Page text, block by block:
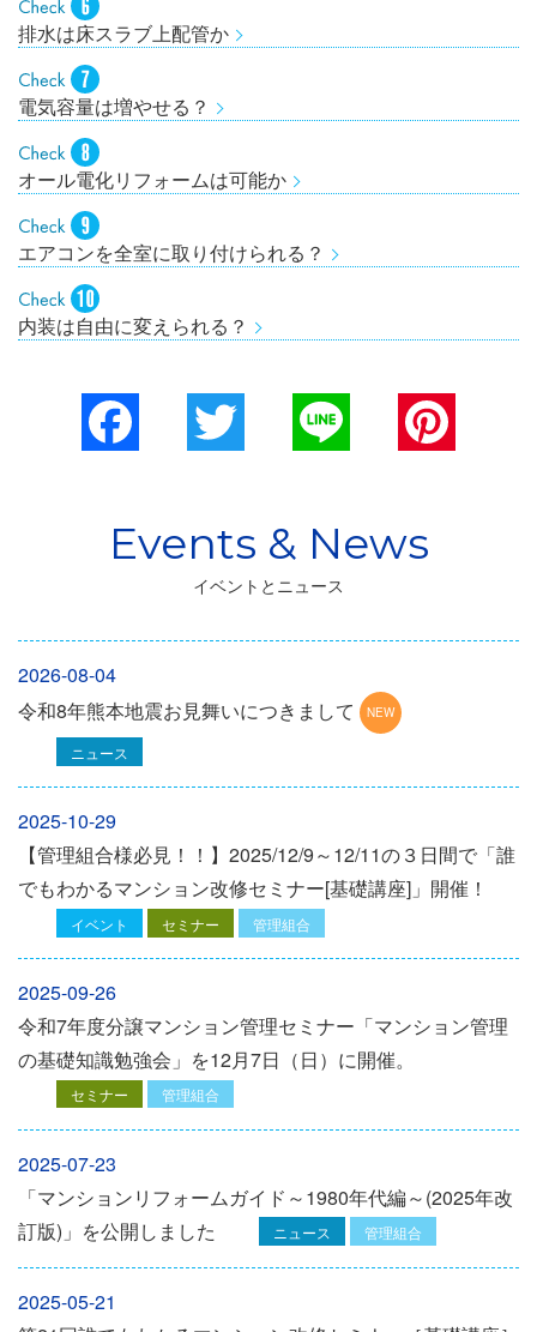
排水は床スラブ上配管か
電気容量は増やせる？
オール電化リフォームは可能か
エアコンを全室に取り付けられる？
内装は自由に変えられる？
Facebook
イベントとニュース
2026-08-04
令和8年熊本地震お見舞いにつきまして
ニュース
2025-10-29
【管理組合様必見！！】2025/12/9～12/11の３日間で「誰
でもわかるマンション改修セミナー[基礎講座]」開催！
イベント セミナー 管理組合
2025-09-26
令和7年度分譲マンション管理セミナー「マンション管理
の基礎知識勉強会」を12⽉7⽇（⽇）に開催。
セミナー 管理組合
2025-07-23
「マンションリフォームガイド～1980年代編～(2025年改
訂版)」を公開しました
ニュース 管理組合
2025-05-21